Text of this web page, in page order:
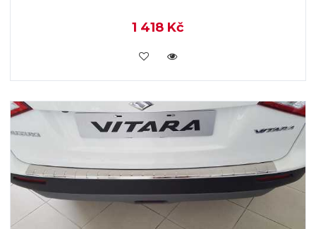
1 418 Kč
KOUPIT